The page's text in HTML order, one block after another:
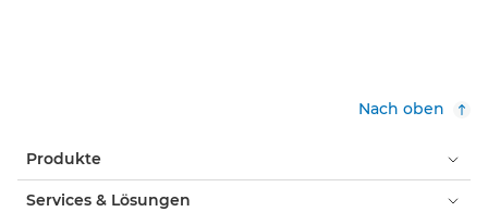
Nach oben
Produkte
Services & Lösungen